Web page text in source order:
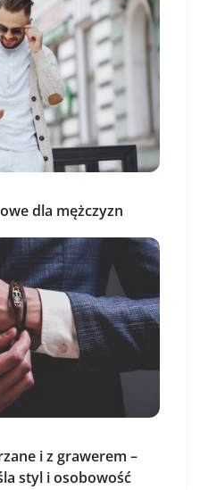
dla mężczyzn
i z grawerem –
styl i osobowość